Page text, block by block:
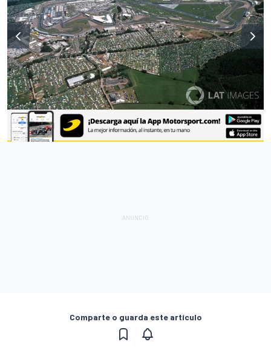
Comparte o guarda este artículo